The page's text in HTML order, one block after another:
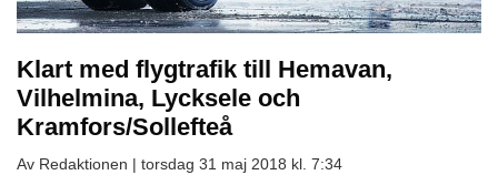
Klart med flygtrafik till Hemavan,
Vilhelmina, Lycksele och
Kramfors/Sollefteå
Av Redaktionen | torsdag 31 maj 2018 kl. 7:34